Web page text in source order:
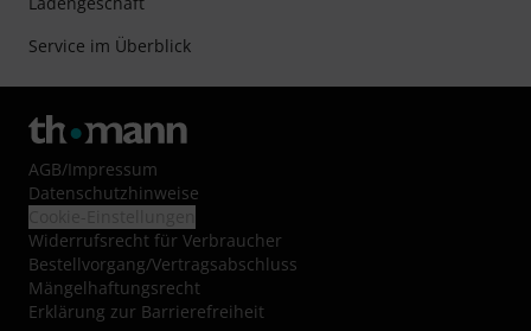
Service im Überblick
AGB/Impressum
Datenschutzhinweise
Widerrufsrecht für Verbraucher
Bestellvorgang/Vertragsabschluss
Mängelhaftungsrecht
Erklärung zur Barrierefreiheit